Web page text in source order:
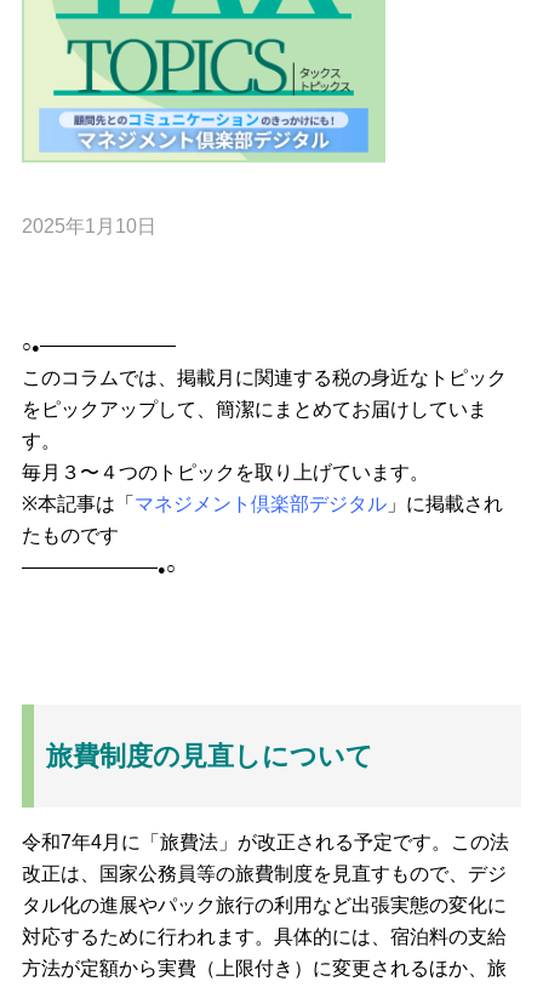
2025年1月10日
○●———————
このコラムでは、掲載月に関連する税の身近なトピック
をピックアップして、簡潔にまとめてお届けしていま
す。
毎月３〜４つのトピックを取り上げています。
※本記事は「 マネジメント倶楽部デジタル」に掲載され
たものです
———————●○
旅費制度の見直しについて
令和7年4月に「旅費法」が改正される予定です。この法
改正は、国家公務員等の旅費制度を見直すもので、デジ
タル化の進展やパック旅行の利用など出張実態の変化に
対応するために行われます。具体的には、宿泊料の支給
方法が定額から実費（上限付き）に変更されるほか、旅